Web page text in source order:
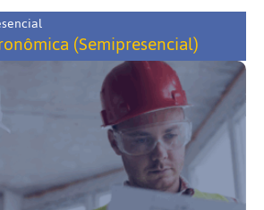
(Semipresencial)